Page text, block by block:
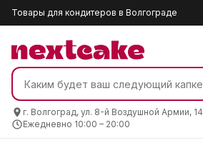
Товары для кондитеров в Волгограде
г. Волгоград, ул. 8-й Воздушной Армии, 14
Ежедневно 10:00 – 20:00